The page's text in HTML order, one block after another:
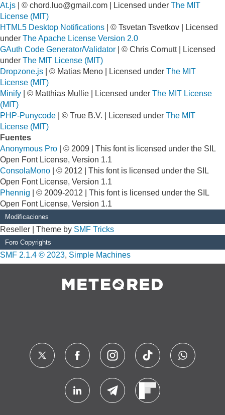
At.js | © chord.luo@gmail.com | Licensed under The MIT
License (MIT)
HTML5 Desktop Notifications | © Tsvetan Tsvetkov | Licensed
under The Apache License Version 2.0
GAuth Code Generator/Validator | © Chris Cornutt | Licensed
under The MIT License (MIT)
Dropzone.js | © Matias Meno | Licensed under The MIT
License (MIT)
Minify | © Matthias Mullie | Licensed under The MIT License
(MIT)
PHP-Punycode | © True B.V. | Licensed under The MIT
License (MIT)
Fuentes
Anonymous Pro | © 2009 | This font is licensed under the SIL
Open Font License, Version 1.1
ConsolaMono | © 2012 | This font is licensed under the SIL
Open Font License, Version 1.1
Phennig | © 2009-2012 | This font is licensed under the SIL
Open Font License, Version 1.1
Modificaciones
Reseller | Theme by SMF Tricks
Foro Copyrights
SMF 2.1.4 © 2023, Simple Machines